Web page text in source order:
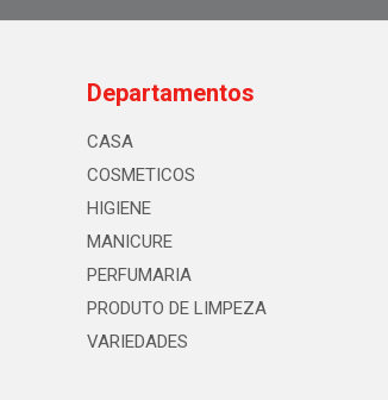
Departamentos
CASA
COSMETICOS
HIGIENE
MANICURE
PERFUMARIA
PRODUTO DE LIMPEZA
VARIEDADES